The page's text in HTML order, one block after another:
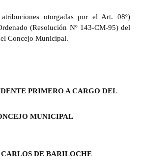
Huellas - Registro
- Registro
otorgadas por el Art. 08º)
(Resolución Nº 143-CM-95) del
Concejo Municipal.
PRIMERO A CARGO DEL
MUNICIPAL
CARLOS DE BARILOCHE